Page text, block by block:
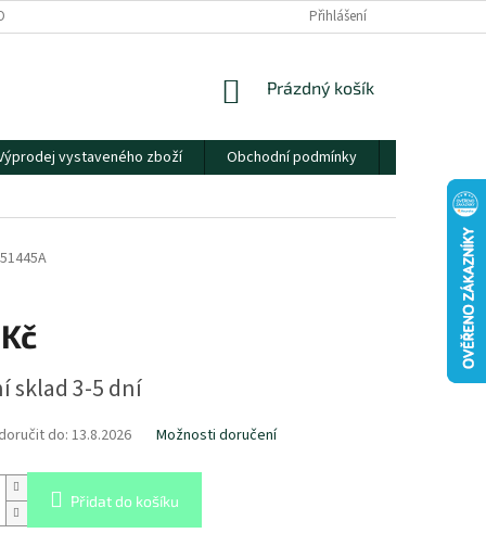
ÚDAJŮ Přihlášení
NÁKUPNÍ
Prázdný košík
vystaveného zboží Obchodní podmínky
sklad 3-5 dní
do: 13.8.2026 Možnosti doručení
Přidat do košíku